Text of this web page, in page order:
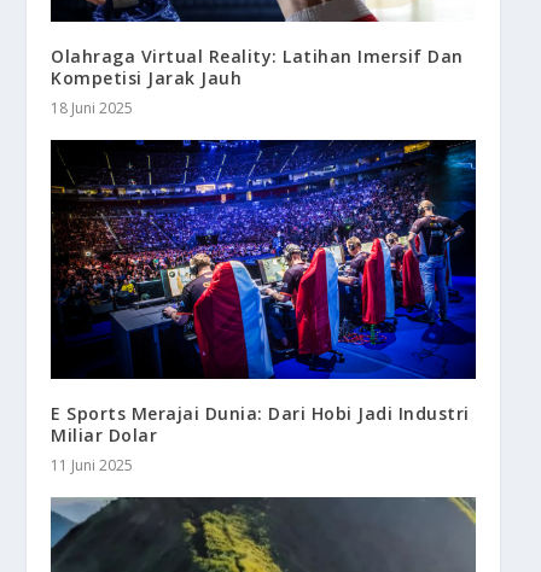
Olahraga Virtual Reality: Latihan Imersif Dan
Kompetisi Jarak Jauh
18 Juni 2025
E Sports Merajai Dunia: Dari Hobi Jadi Industri
Miliar Dolar
11 Juni 2025